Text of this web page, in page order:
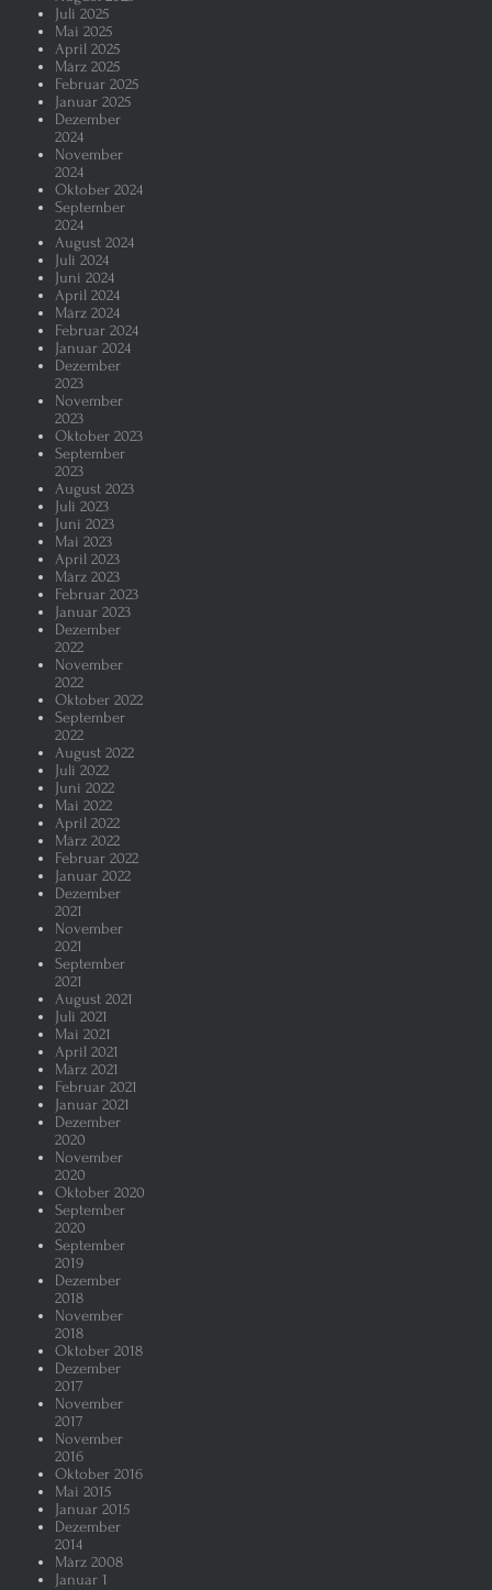
Juli 2025
Mai 2025
April 2025
März 2025
Februar 2025
Januar 2025
Dezember
2024
November
2024
Oktober 2024
September
2024
August 2024
Juli 2024
Juni 2024
April 2024
März 2024
Februar 2024
Januar 2024
Dezember
2023
November
2023
Oktober 2023
September
2023
August 2023
Juli 2023
Juni 2023
Mai 2023
April 2023
März 2023
Februar 2023
Januar 2023
Dezember
2022
November
2022
Oktober 2022
September
2022
August 2022
Juli 2022
Juni 2022
Mai 2022
April 2022
März 2022
Februar 2022
Januar 2022
Dezember
2021
November
2021
September
2021
August 2021
Juli 2021
Mai 2021
April 2021
März 2021
Februar 2021
Januar 2021
Dezember
2020
November
2020
Oktober 2020
September
2020
September
2019
Dezember
2018
November
2018
Oktober 2018
Dezember
2017
November
2017
November
2016
Oktober 2016
Mai 2015
Januar 2015
Dezember
2014
März 2008
Januar 1